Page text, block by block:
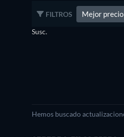
FILTROS Mejor precio
Susc.
Hemos buscado